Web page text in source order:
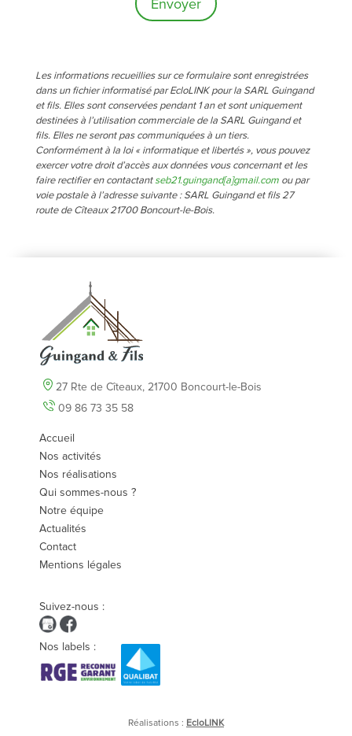
Envoyer
Les informations recueillies sur ce formulaire sont enregistrées
dans un fichier informatisé par EcloLINK pour la SARL Guingand
et fils. Elles sont conservées pendant 1 an et sont uniquement
destinées à l’utilisation commerciale de la SARL Guingand et
fils. Elles ne seront pas communiquées à un tiers.
Conformément à la loi « informatique et libertés », vous pouvez
exercer votre droit d’accès aux données vous concernant et les
faire rectifier en contactantseb21.guingand[a]gmail.comou par
voie postale à l’adresse suivante : SARL Guingand et fils 27
route de Cîteaux 21700 Boncourt-le-Bois.
27 Rte de Cîteaux, 21700 Boncourt-le-Bois
09 86 73 35 58
Accueil
Nos activités
Nos réalisations
Qui sommes-nous ?
Notre équipe
Actualités
Contact
Mentions légales
Suivez-nous :
Nos labels :
Réalisations : EcloLINK